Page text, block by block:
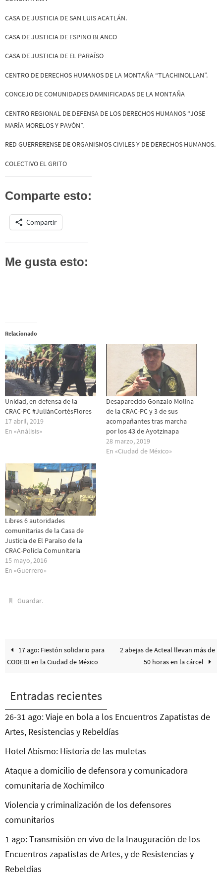
CASA DE JUSTICIA DE SAN LUIS ACATLÁN.
CASA DE JUSTICIA DE ESPINO BLANCO
CASA DE JUSTICIA DE EL PARAÍSO
CENTRO DE DERECHOS HUMANOS DE LA MONTAÑA “TLACHINOLLAN”.
CONCEJO DE COMUNIDADES DAMNIFICADAS DE LA MONTAÑA
CENTRO REGIONAL DE DEFENSA DE LOS DERECHOS HUMANOS “JOSE
MARÍA MORELOS Y PAVÓN”.
RED GUERRERENSE DE ORGANISMOS CIVILES Y DE DERECHOS HUMANOS.
COLECTIVO EL GRITO
Comparte esto:
Compartir
Me gusta esto:
Relacionado
Unidad, en defensa de la
CRAC-PC #JuliánCortésFlores
17 abril, 2019
En «Análisis»
Desaparecido Gonzalo Molina
de la CRAC-PC y 3 de sus
acompañantes tras marcha
por los 43 de Ayotzinapa
28 marzo, 2019
En «Ciudad de México»
Libres 6 autoridades
comunitarias de la Casa de
Justicia de El Paraíso de la
CRAC-Policía Comunitaria
15 mayo, 2016
En «Guerrero»
Guardar.
17 ago: Fiestón solidario para
CODEDI en la Ciudad de México
2 abejas de Acteal llevan más de
50 horas en la cárcel
Entradas recientes
26-31 ago: Viaje en bola a los Encuentros Zapatistas de
Artes, Resistencias y Rebeldías
Hotel Abismo: Historia de las muletas
Ataque a domicilio de defensora y comunicadora
comunitaria de Xochimilco
Violencia y criminalización de los defensores
comunitarios
1 ago: Transmisión en vivo de la Inauguración de los
Encuentros zapatistas de Artes, y de Resistencias y
Rebeldías